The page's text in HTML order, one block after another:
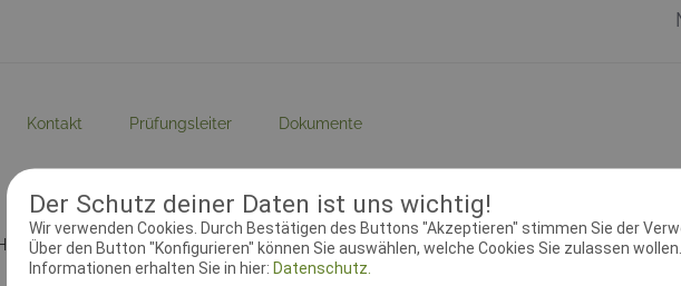
Der Schutz deiner Daten ist uns wichtig!
Wir verwenden Cookies. Durch Bestätigen des Buttons "Akzeptieren" stimmen Sie der
Über den Button "Konfigurieren" können Sie auswählen, welche Cookies Sie zulassen
Informationen erhalten Sie in hier: Datenschutz.
Kontakt Prüfungsleiter Dokumente
Adresse: Im Hock, 40721 Hilden